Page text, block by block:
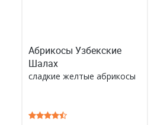
Абрикосы Узбекские
Шалах
сладкие желтые абрикосы